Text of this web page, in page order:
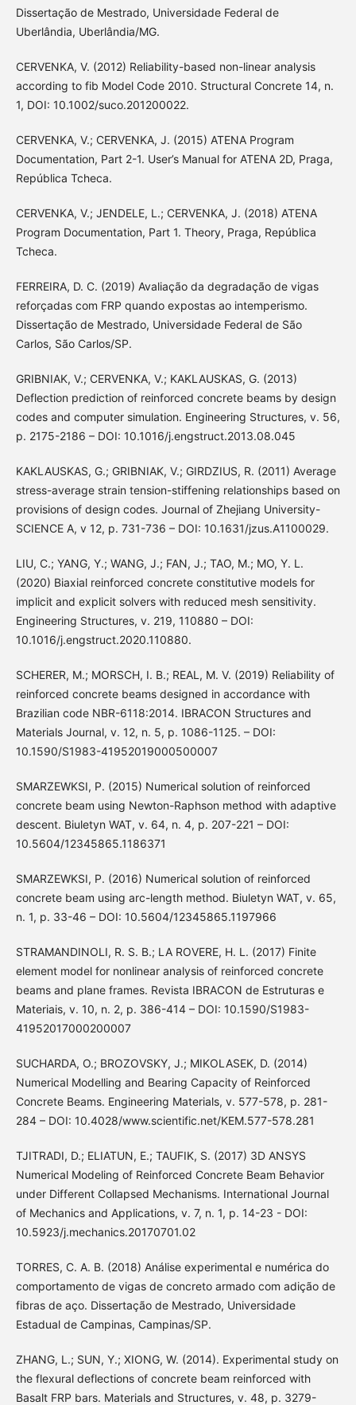
Dissertação de Mestrado, Universidade Federal de
Uberlândia, Uberlândia/MG.
CERVENKA, V. (2012) Reliability-based non-linear analysis
according to fib Model Code 2010. Structural Concrete 14, n.
1, DOI: 10.1002/suco.201200022.
CERVENKA, V.; CERVENKA, J. (2015) ATENA Program
Documentation, Part 2-1. User’s Manual for ATENA 2D, Praga,
República Tcheca.
CERVENKA, V.; JENDELE, L.; CERVENKA, J. (2018) ATENA
Program Documentation, Part 1. Theory, Praga, República
Tcheca.
FERREIRA, D. C. (2019) Avaliação da degradação de vigas
reforçadas com FRP quando expostas ao intemperismo.
Dissertação de Mestrado, Universidade Federal de São
Carlos, São Carlos/SP.
GRIBNIAK, V.; CERVENKA, V.; KAKLAUSKAS, G. (2013)
Deflection prediction of reinforced concrete beams by design
codes and computer simulation. Engineering Structures, v. 56,
p. 2175-2186 – DOI: 10.1016/j.engstruct.2013.08.045
KAKLAUSKAS, G.; GRIBNIAK, V.; GIRDZIUS, R. (2011) Average
stress-average strain tension-stiffening relationships based on
provisions of design codes. Journal of Zhejiang University-
SCIENCE A, v 12, p. 731-736 – DOI: 10.1631/jzus.A1100029.
LIU, C.; YANG, Y.; WANG, J.; FAN, J.; TAO, M.; MO, Y. L.
(2020) Biaxial reinforced concrete constitutive models for
implicit and explicit solvers with reduced mesh sensitivity.
Engineering Structures, v. 219, 110880 – DOI:
10.1016/j.engstruct.2020.110880.
SCHERER, M.; MORSCH, I. B.; REAL, M. V. (2019) Reliability of
reinforced concrete beams designed in accordance with
Brazilian code NBR-6118:2014. IBRACON Structures and
Materials Journal, v. 12, n. 5, p. 1086-1125. – DOI:
10.1590/S1983-41952019000500007
SMARZEWKSI, P. (2015) Numerical solution of reinforced
concrete beam using Newton-Raphson method with adaptive
descent. Biuletyn WAT, v. 64, n. 4, p. 207-221 – DOI:
10.5604/12345865.1186371
SMARZEWKSI, P. (2016) Numerical solution of reinforced
concrete beam using arc-length method. Biuletyn WAT, v. 65,
n. 1, p. 33-46 – DOI: 10.5604/12345865.1197966
STRAMANDINOLI, R. S. B.; LA ROVERE, H. L. (2017) Finite
element model for nonlinear analysis of reinforced concrete
beams and plane frames. Revista IBRACON de Estruturas e
Materiais, v. 10, n. 2, p. 386-414 – DOI: 10.1590/S1983-
41952017000200007
SUCHARDA, O.; BROZOVSKY, J.; MIKOLASEK, D. (2014)
Numerical Modelling and Bearing Capacity of Reinforced
Concrete Beams. Engineering Materials, v. 577-578, p. 281-
284 – DOI: 10.4028/www.scientific.net/KEM.577-578.281
TJITRADI, D.; ELIATUN, E.; TAUFIK, S. (2017) 3D ANSYS
Numerical Modeling of Reinforced Concrete Beam Behavior
under Different Collapsed Mechanisms. International Journal
of Mechanics and Applications, v. 7, n. 1, p. 14-23 - DOI:
10.5923/j.mechanics.20170701.02
TORRES, C. A. B. (2018) Análise experimental e numérica do
comportamento de vigas de concreto armado com adição de
fibras de aço. Dissertação de Mestrado, Universidade
Estadual de Campinas, Campinas/SP.
ZHANG, L.; SUN, Y.; XIONG, W. (2014). Experimental study on
the flexural deflections of concrete beam reinforced with
Basalt FRP bars. Materials and Structures, v. 48, p. 3279-